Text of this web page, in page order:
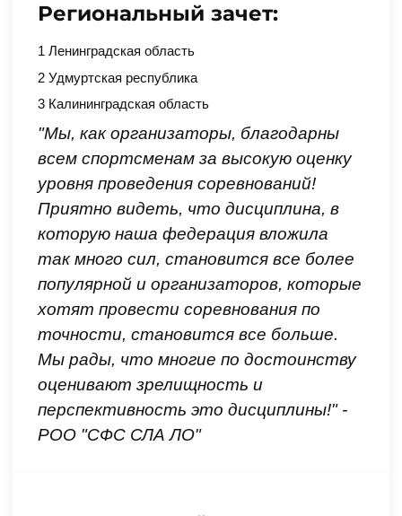
Региональный зачет:
1 Ленинградская область
2 Удмуртская республика
3 Калининградская область
"Мы, как организаторы, благодарны
всем спортсменам за высокую оценку
уровня проведения соревнований!
Приятно видеть, что дисциплина, в
которую наша федерация вложила
так много сил, становится все более
популярной и организаторов, которые
хотят провести соревнования по
точности, становится все больше.
Мы рады, что многие по достоинству
оценивают зрелищность и
перспективность это дисциплины!" -
РОО "СФС СЛА ЛО"